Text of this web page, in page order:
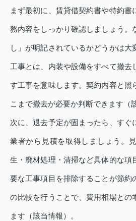
まず最初に、賃貸借契約書や特約書
務内容をしっかり確認しましょう。
し」が明記されているかどうかは大
工事とは、内装や設備をすべて撤去
す工事を意味します。契約内容と照
こまで撤去が必要か判断できます（
次に、退去予定が固まったら、すぐ
業者から見積を取得しましょう。
生・廃材処理・清掃など具体的な項
要な工事項目を排除することが節約
の比較を行うことで、費用相場との
ます（該当情報）。